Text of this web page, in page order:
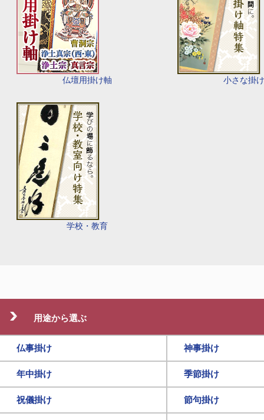
仏壇用掛け軸 小さな掛
学校・教育
用途から選ぶ
仏事掛け 神事掛け
年中掛け 季節掛け
祝儀掛け 節句掛け